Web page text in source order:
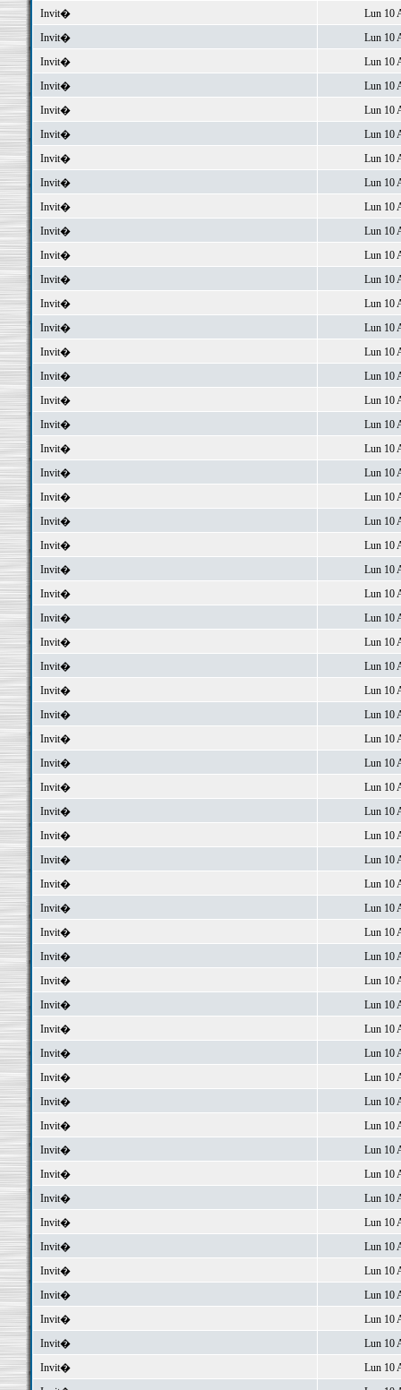
Invit�
Lun 10
Invit�
Lun 10
Invit�
Lun 10
Invit�
Lun 10
Invit�
Lun 10
Invit�
Lun 10
Invit�
Lun 10
Invit�
Lun 10
Invit�
Lun 10
Invit�
Lun 10
Invit�
Lun 10
Invit�
Lun 10
Invit�
Lun 10
Invit�
Lun 10
Invit�
Lun 10
Invit�
Lun 10
Invit�
Lun 10
Invit�
Lun 10
Invit�
Lun 10
Invit�
Lun 10
Invit�
Lun 10
Invit�
Lun 10
Invit�
Lun 10
Invit�
Lun 10
Invit�
Lun 10
Invit�
Lun 10
Invit�
Lun 10
Invit�
Lun 10
Invit�
Lun 10
Invit�
Lun 10
Invit�
Lun 10
Invit�
Lun 10
Invit�
Lun 10
Invit�
Lun 10
Invit�
Lun 10
Invit�
Lun 10
Invit�
Lun 10
Invit�
Lun 10
Invit�
Lun 10
Invit�
Lun 10
Invit�
Lun 10
Invit�
Lun 10
Invit�
Lun 10
Invit�
Lun 10
Invit�
Lun 10
Invit�
Lun 10
Invit�
Lun 10
Invit�
Lun 10
Invit�
Lun 10
Invit�
Lun 10
Invit�
Lun 10
Invit�
Lun 10
Invit�
Lun 10
Invit�
Lun 10
Invit�
Lun 10
Invit�
Lun 10
Invit�
Lun 10